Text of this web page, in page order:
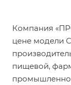
Компания
цене модели
пищевой,